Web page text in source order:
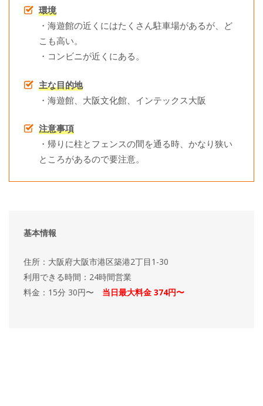
環境
・海遊館の近くにはたくさん駐車場があるが、ど
こも高い。
・コンビニが近くにある。
主な目的地
・海遊館、大阪文化館、インテックス大阪
注意事項
・帰りに柱とフェンスの間を通る時、かなり狭い
ところがあるので要注意。
基本情報
住所：大阪府大阪市港区築港2丁目1-30
利用できる時間：24時間営業
料金：15分 30円〜 当日最大料金 374円〜